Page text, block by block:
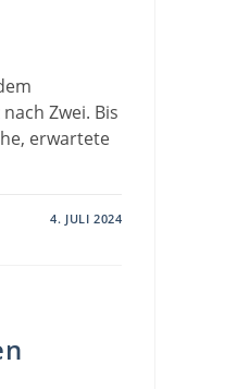
Zwei. Bis
erwartete
4. JULI 2024